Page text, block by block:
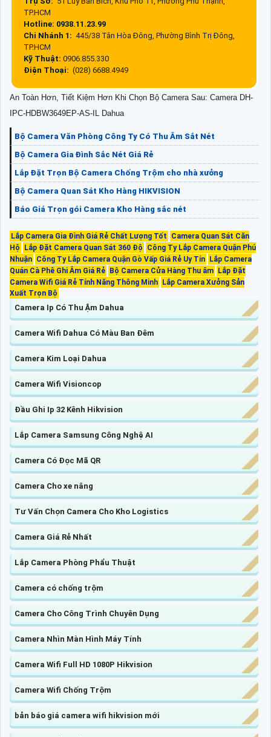
TP.HCM
Hotline: 0938.11.23.99
Chi Nhánh 1: 445/38 Tân Hòa Đông, Phường Bình Trị Đông,
TP.HCM
Kỹ Thuật: 0906.855.330
Điện Thoại: (028) 6688.4949
An Toàn Hơn, Tiết Kiệm Hơn Khi Chọn Bộ Camera Sau: Camera DH-
IPC-HDBW3649EP-AS-IL Dahua
Bộ Camera Văn Phòng Công Ty Có Thu Âm Sắt Nét
Bộ Camera Gia Đình Sắc Nét Giá Rẻ
Lắp Đặt Trọn Bộ Camera Chống Trộm cho nhà xưởng
Bộ Camera Quan Sát Kho Hàng HIKVISION
Báo Giá Trọn gói Camera Kho Hàng sắc nét
Lắp Camera Gia Đình Giá Rẻ Chất Lượng Tốt
Camera Quan Sát Căn
Hộ
Lắp Đặt Camera Quan Sát 360 Độ
Công Ty Lắp Camera Quận Phú
Nhuận Công Ty Lắp Camera Quận Gò Vấp Giá Rẻ Uy Tín Lắp Camera
Quán Cà Phê Ghi Âm Giá Rẻ Bộ Camera Cửa Hàng Thu âm Lắp Đặt
Camera Wifi Giá Rẻ Tính Năng Thông Minh Lắp Camera Xưởng Sản
Xuất Trọn Bộ
Camera Ip Có Thu Ậm Dahua
Camera Wifi Dahua Có Màu Ban Đêm
Camera Kim Loại Dahua
Camera Wifi Visioncop
Đầu Ghi Ip 32 Kênh Hikvision
Lắp Camera Samsung Công Nghệ AI
Camera Có Đọc Mã QR
Camera Cho xe nâng
Tư Vấn Chọn Camera Cho Kho Logistics
Camera Giá Rẻ Nhất
Lắp Camera Phòng Phẩu Thuật
Camera có chống trộm
Camera Cho Công Trình Chuyên Dụng
Camera Nhìn Màn Hình Máy Tính
Camera Wifi Full HD 1080P Hikvision
Camera Wifi Chống Trộm
bản báo giá camera wifi hikvision mới